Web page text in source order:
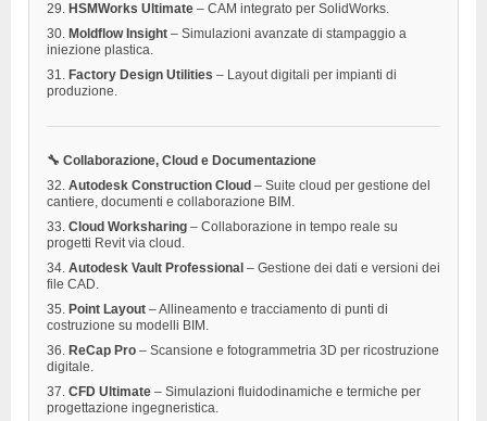
29. HSMWorks Ultimate – CAM integrato per SolidWorks.
30. Moldflow Insight – Simulazioni avanzate di stampaggio a
iniezione plastica.
31.
Factory Design Utilities – Layout digitali per impianti di
produzione.
🔧 Collaborazione, Cloud e Documentazione
32. Autodesk Construction Cloud – Suite cloud per gestione del
cantiere, documenti e collaborazione BIM.
33. Cloud Worksharing – Collaborazione in tempo reale su
progetti Revit via cloud.
34. Autodesk Vault Professional – Gestione dei dati e versioni dei
file CAD.
35. Point Layout – Allineamento e tracciamento di punti di
costruzione su modelli BIM.
36. ReCap Pro – Scansione e fotogrammetria 3D per ricostruzione
digitale.
37. CFD Ultimate – Simulazioni fluidodinamiche e termiche per
progettazione ingegneristica.